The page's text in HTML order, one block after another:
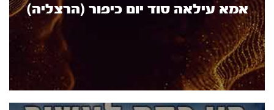
אמא עילאה סוד יום כיפור (הרצליה)